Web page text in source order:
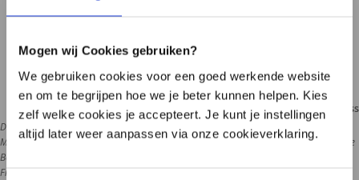
Mogen wij Cookies gebruiken?
We gebruiken cookies voor een goed werkende website
en om te begrijpen hoe we je beter kunnen helpen. Kies
zelf welke cookies je accepteert. Je kunt je instellingen
altijd later weer aanpassen via onze cookieverklaring.
Eingeschränkte Erreichbarkeit (siehe Zeiten)
Haftungsausschluss
Die Informationen auf dieser Website dienen als allgemeine Information über das
Mikrobiom, den Lebensstil und die Gesundheit. Der Inhalt ersetzt keine medizinische
Beratung, Diagnose oder Behandlung. Hast du gesundheitliche Probleme oder
Fragen zu deiner Situation? Kontaktieren Sie dann Ihren Arzt oder Ihren